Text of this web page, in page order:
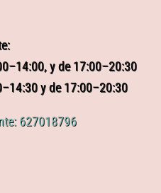
y de 17:00–20:30
y de 17:00–20:30
627018796